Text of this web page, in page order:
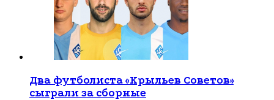
Два футболиста «Крыльев Советов»
сыграли за сборные